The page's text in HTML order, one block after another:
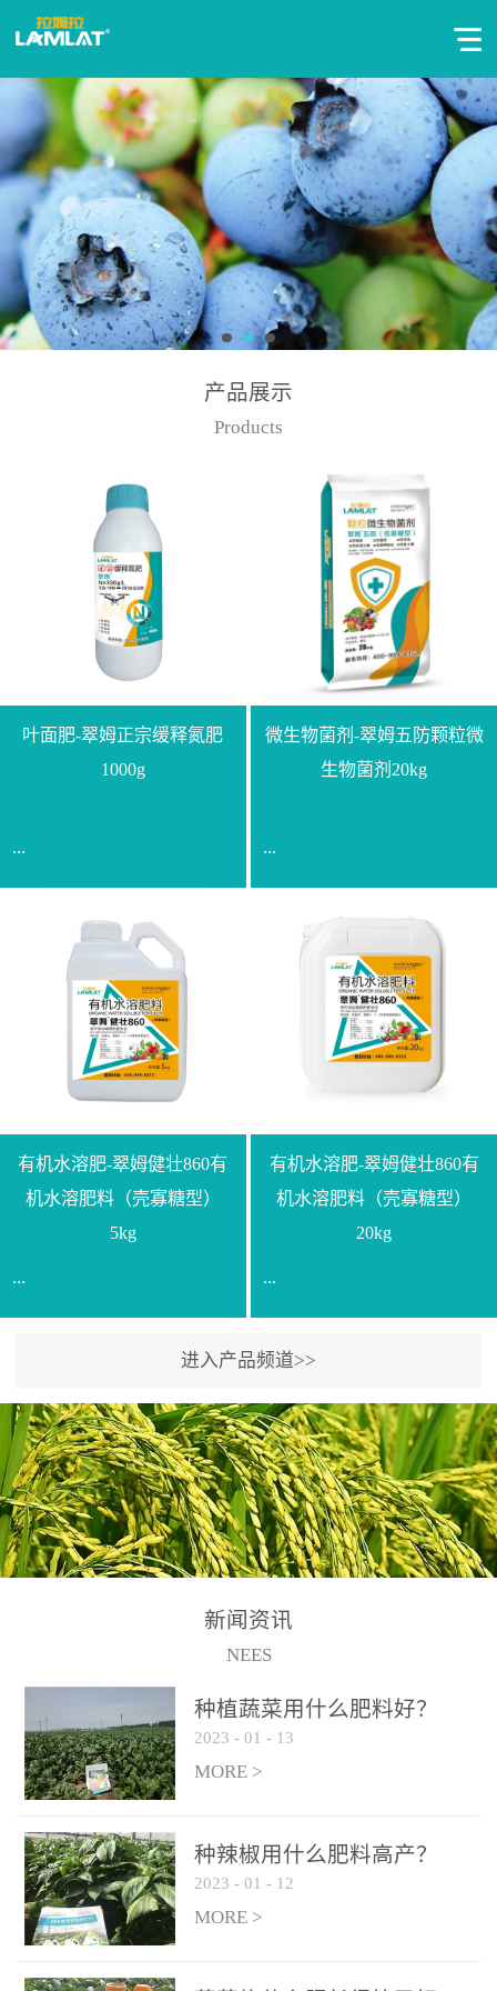
产品展示
Products
叶面肥-翠姆正宗缓释氮肥
1000g
...
【通用名称】脲甲醛缓释
氮肥【产品形态】水剂
【产品规格】1000g【技术
指标】N≥330g/L【企业标
准】Q/LML O01-2022【使
用方法】1、飞防：每亩
复配其他农药、肥料并提
高药效，间隔2-3周，可连
释均匀喷施苗床;移栽前一
天，用同样方法再喷施一
次。移栽前使用，储存在
苗株体内，移栽后，逐步
释放并快速补充营养。3、
作为补氮肥使用：30-100
倍喷施，在开花前期、幼
果期及采摘后各施一次，
间隔2-3周喷施一次。4、
作为叶面肥喷施使用：稀
周喷施一次。5、冲施及滴
灌：亩用量2-3公斤，冲施
进水75%后再进肥效果更
佳。
微生物菌剂-翠姆五防颗粒微
生物菌剂20kg
...
【通用名称】微生物菌剂
【产品剂型】颗粒【产品
规格】20kg【技术指标】
有效活菌数≥10.0亿/克【增
效物质】有机质≥40%;小分
子有机碳≥23%;壳寡糖
底肥：亩用本品40kg-
100kg可替代有机肥，配合
与复合肥、水溶肥或细土
混均后沟施、穴施、撒施
均可。3、沟施穴施:幼树
环状沟施，每棵用150-
200g，成年树放射状沟
施，每棵用0.5kg-1kg，可
拌肥施，也可拌土施。4、
拌苗床土：每平方米苗床
土用本品1kg-2kg与苗床土
混匀后播种。5、园林盆
土用本品30g-50g追肥或作
底肥。
有机水溶肥-翠姆健壮860有
机水溶肥料（壳寡糖型）
5kg
...
【通用名称】有机水溶肥
料【产品剂型】水剂【产
品规格】5kg、20kg【技术
指标】有机质≥200g/L、
N+K2O70g/L、PH:6.5-
8.5、水不溶物≤50g/L【执
行标准】NY/T3831-
(2019)准字15306号【使用
灌及无土栽培和营养液的
配方施肥。1、苗期冲施、
滴灌:3-5kg/亩/次(45-75kg/
公顷/次)。2、花前花后或
生长前期︰冲施、滴灌2.5-
5kg/亩/次配合大量元素水
溶肥一起使用，花芽、花
苞饱满，座果率高。3、幼
有机水溶肥-翠姆健壮860有
机水溶肥料（壳寡糖型）
20kg
...
【通用名称】有机水溶肥
料【产品剂型】水剂【产
品规格】5kg、20kg【技术
指标】有机质≥200g/L、
N+K2O70g/L、PH:6.5-
8.5、水不溶物≤50g/L【执
行标准】NY/T3831-
(2019)准字15306号【使用
方法】适合于基施、追
灌及无土栽培和营养液的
配方施肥。1、苗期冲施、
5kg/亩/次配合大量元素水
进入产品频道>>
新闻资讯
NEES
种植蔬菜用什么肥料好？
2023 - 01 - 13
MORE >
种辣椒用什么肥料高产？
2023 - 01 - 12
MORE >